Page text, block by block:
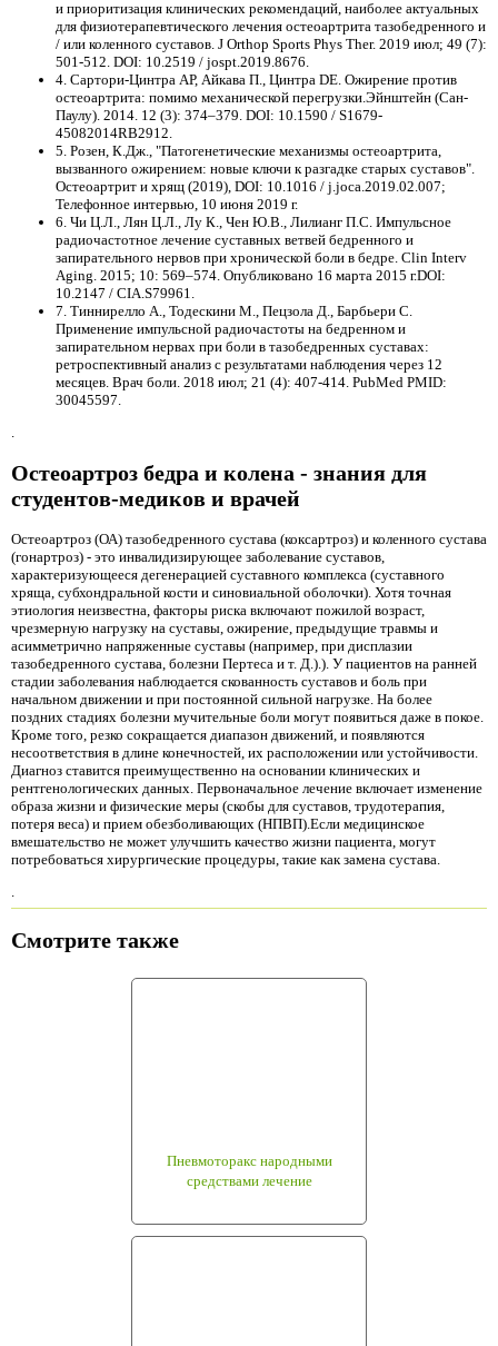
и приоритизация клинических рекомендаций, наиболее актуальных
для физиотерапевтического лечения остеоартрита тазобедренного и
/ или коленного суставов. J Orthop Sports Phys Ther. 2019 июл; 49 (7):
501-512. DOI: 10.2519 / jospt.2019.8676.
4. Сартори-Цинтра АР, Айкава П., Цинтра DE. Ожирение против
остеоартрита: помимо механической перегрузки.Эйнштейн (Сан-
Паулу). 2014. 12 (3): 374–379. DOI: 10.1590 / S1679-
45082014RB2912.
5. Розен, К.Дж., "Патогенетические механизмы остеоартрита,
вызванного ожирением: новые ключи к разгадке старых суставов".
Остеоартрит и хрящ (2019), DOI: 10.1016 / j.joca.2019.02.007;
Телефонное интервью, 10 июня 2019 г.
6. Чи Ц.Л., Лян Ц.Л., Лу К., Чен Ю.В., Лилианг П.С. Импульсное
радиочастотное лечение суставных ветвей бедренного и
запирательного нервов при хронической боли в бедре. Clin Interv
Aging. 2015; 10: 569–574. Опубликовано 16 марта 2015 г.DOI:
10.2147 / CIA.S79961.
7. Тиннирелло А., Тодескини М., Пецзола Д., Барбьери С.
Применение импульсной радиочастоты на бедренном и
запирательном нервах при боли в тазобедренных суставах:
ретроспективный анализ с результатами наблюдения через 12
месяцев. Врач боли. 2018 июл; 21 (4): 407-414. PubMed PMID:
30045597.
.
Остеоартроз бедра и колена - знания для
студентов-медиков и врачей
Остеоартроз (ОА) тазобедренного сустава (коксартроз) и коленного сустава
(гонартроз) - это инвалидизирующее заболевание суставов,
характеризующееся дегенерацией суставного комплекса (суставного
хряща, субхондральной кости и синовиальной оболочки). Хотя точная
этиология неизвестна, факторы риска включают пожилой возраст,
чрезмерную нагрузку на суставы, ожирение, предыдущие травмы и
асимметрично напряженные суставы (например, при дисплазии
тазобедренного сустава, болезни Пертеса и т. Д.).). У пациентов на ранней
стадии заболевания наблюдается скованность суставов и боль при
начальном движении и при постоянной сильной нагрузке. На более
поздних стадиях болезни мучительные боли могут появиться даже в покое.
Кроме того, резко сокращается диапазон движений, и появляются
несоответствия в длине конечностей, их расположении или устойчивости.
Диагноз ставится преимущественно на основании клинических и
рентгенологических данных. Первоначальное лечение включает изменение
образа жизни и физические меры (скобы для суставов, трудотерапия,
потеря веса) и прием обезболивающих (НПВП).Если медицинское
вмешательство не может улучшить качество жизни пациента, могут
потребоваться хирургические процедуры, такие как замена сустава.
Смотрите также
Пневмоторакс народными
средствами лечение